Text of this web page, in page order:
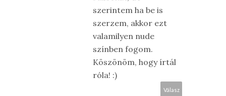
szerintem ha be is
szerzem, akkor ezt
valamilyen nude
színben fogom.
Köszönöm, hogy írtál
róla! :)
Válasz